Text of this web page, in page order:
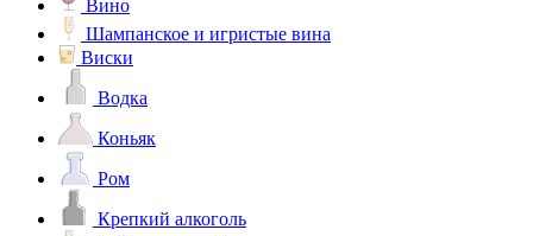
Вино
Шампанское и игристые вина
Виски
Водка
Коньяк
Ром
Крепкий алкоголь